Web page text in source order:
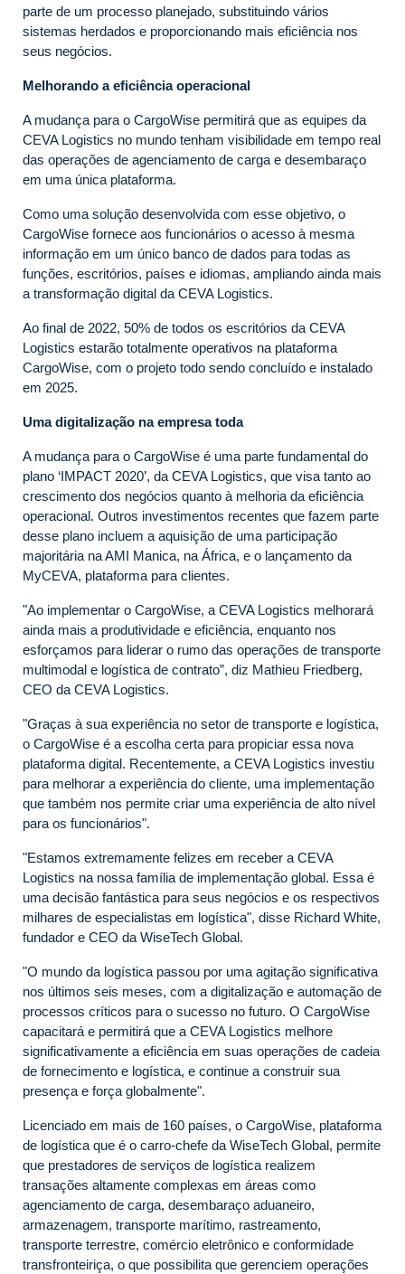
parte de um processo planejado, substituindo vários
sistemas herdados e proporcionando mais eficiência nos
seus negócios.
Melhorando a eficiência operacional
A mudança para o CargoWise permitirá que as equipes da
CEVA Logistics no mundo tenham visibilidade em tempo real
das operações de agenciamento de carga e desembaraço
em uma única plataforma.
Como uma solução desenvolvida com esse objetivo, o
CargoWise fornece aos funcionários o acesso à mesma
informação em um único banco de dados para todas as
funções, escritórios, países e idiomas, ampliando ainda mais
a transformação digital da CEVA Logistics.
Ao final de 2022, 50% de todos os escritórios da CEVA
Logistics estarão totalmente operativos na plataforma
CargoWise, com o projeto todo sendo concluído e instalado
em 2025.
Uma digitalização na empresa toda
A mudança para o CargoWise é uma parte fundamental do
plano ‘IMPACT 2020’, da CEVA Logistics, que visa tanto ao
crescimento dos negócios quanto à melhoria da eficiência
operacional. Outros investimentos recentes que fazem parte
desse plano incluem a aquisição de uma participação
majoritária na AMI Manica, na África, e o lançamento da
MyCEVA, plataforma para clientes.
"Ao implementar o CargoWise, a CEVA Logistics melhorará
ainda mais a produtividade e eficiência, enquanto nos
esforçamos para liderar o rumo das operações de transporte
multimodal e logística de contrato”, diz Mathieu Friedberg,
CEO da CEVA Logistics.
"Graças à sua experiência no setor de transporte e logística,
o CargoWise é a escolha certa para propiciar essa nova
plataforma digital. Recentemente, a CEVA Logistics investiu
para melhorar a experiência do cliente, uma implementação
que também nos permite criar uma experiência de alto nível
para os funcionários".
"Estamos extremamente felizes em receber a CEVA
Logistics na nossa família de implementação global. Essa é
uma decisão fantástica para seus negócios e os respectivos
milhares de especialistas em logística", disse Richard White,
fundador e CEO da WiseTech Global.
"O mundo da logística passou por uma agitação significativa
nos últimos seis meses, com a digitalização e automação de
processos críticos para o sucesso no futuro. O CargoWise
capacitará e permitirá que a CEVA Logistics melhore
significativamente a eficiência em suas operações de cadeia
de fornecimento e logística, e continue a construir sua
presença e força globalmente".
Licenciado em mais de 160 países, o CargoWise, plataforma
de logística que é o carro-chefe da WiseTech Global, permite
que prestadores de serviços de logística realizem
transações altamente complexas em áreas como
agenciamento de carga, desembaraço aduaneiro,
armazenagem, transporte marítimo, rastreamento,
transporte terrestre, comércio eletrônico e conformidade
transfronteiriça, o que possibilita que gerenciem operações